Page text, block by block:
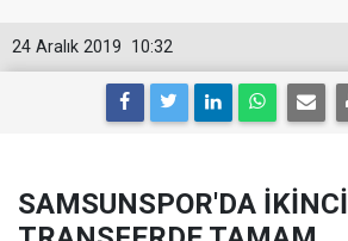
10:32
24 Aralık 2019
SAMSUNSPOR'DA İKİNCİ